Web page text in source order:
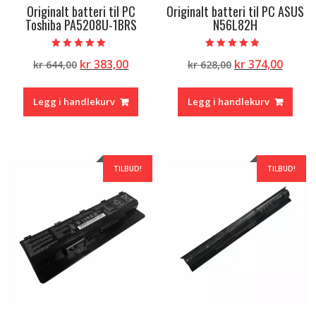
Originalt batteri til PC
Toshiba PA5208U-1BRS
5.00
av 5
kr644,00 Opprinnelig
var:
kr 644,00.
kr383,00Nåværende
kr 383,00.
Legg i handlekurv
Originalt batteri til PC ASUS
N56L82H
4.50
av 5
kr628,00 Opprinnelig
var:
kr 628,00.
kr374,00
kr
Legg i handlekurv
TILBUD! TILBUD!